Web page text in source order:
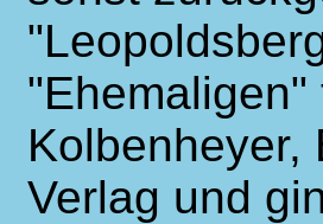
Kolbenheyer,
Verlag und